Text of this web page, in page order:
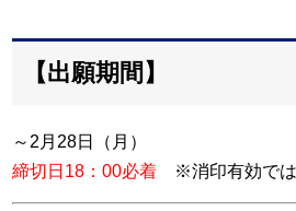
【出願期間】
～2月28日（月）
締切日18：00必着 ※消印有効で